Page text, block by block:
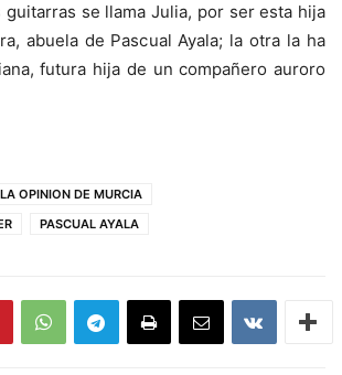
guitarras se llama Julia, por ser esta hija
abuela de Pascual Ayala; la otra la ha
futura hija de un compañero auroro
OPINION DE MURCIA
PASCUAL AYALA